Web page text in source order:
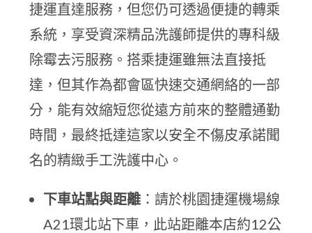
捷運直達服務，但您仍可透過便捷的轉乘
系統，享受資深精品洗護師提供的專科級
除霉去污服務。搭乘捷運雖無法直接抵
達，但其作為都會區快速交通網絡的一部
分，能有效縮短您從遠方前來的整體通勤
時間，最終抵達這家以安全不傷皮承諾聞
名的精緻手工洗護中心。
下車站點與距離 ：請於桃園捷運機場線
A21環北站下車，此站距離本店約12公